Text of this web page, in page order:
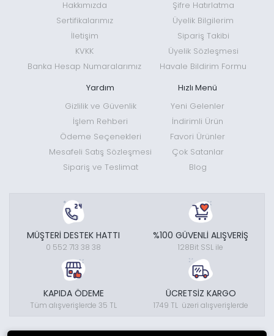
Hakkımızda
Sertifikalarımız
İletişim
KVKK
Banka Hesap Numaralarımız
Şifre Hatırlatma
Üyelik Bilgilerim
Sipariş Takibi
Üyelik Sözleşmesi
Havale Bildirim Formu
Yardım
Gizlilik ve Güvenlik
İşlem Rehberi
Ödeme Seçenekleri
Mesafeli Satış Sözleşmesi
Sipariş ve Teslimat
Hızlı Menü
Yeni Gelenler
İndirimli Ürün
Favori Ürünler
Çok Satanlar
Blog
MÜŞTERİ DESTEK HATTI
0 552 713 38 38
%100 GÜVENLİ ALIŞVERİŞ
128Bit SSL ile
KAPIDA ÖDEME
Tüm alışverişlerde 35 TL
ÜCRETSİZ KARGO
1749 TL üzeri alışverişlerde